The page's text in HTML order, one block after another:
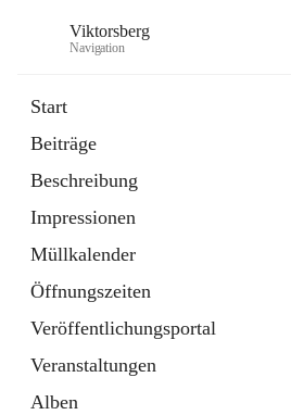
Viktorsberg
Navigation
Start
Beiträge
Beschreibung
Impressionen
Müllkalender
Öffnungszeiten
Veröffentlichungsportal
Veranstaltungen
Alben
1 Schnellzugriff
Bürgerservice
10 Schnellzugriffe